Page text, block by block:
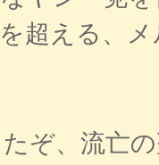
超える、
たぞ、流亡